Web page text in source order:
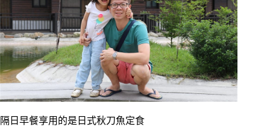
隔日早餐享用的是日式秋刀魚定食